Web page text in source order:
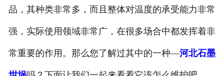
品，其种类非常多，而且整体对温度的承受能力非常
强，实际使用领域非常广，在很多场合中都发挥着非
常重要的作用。那么您了解过其中的一种—河北石墨